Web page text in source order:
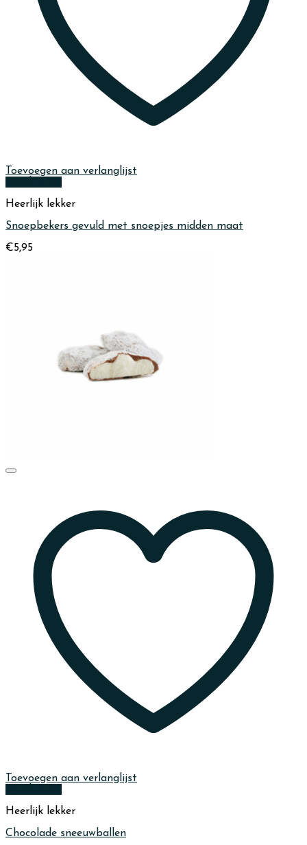
Toevoegen aan verlanglijst
Heerlijk lekker
Snoepbekers gevuld met snoepjes midden maat
€5,95
Toevoegen aan verlanglijst
Heerlijk lekker
Chocolade sneeuwballen